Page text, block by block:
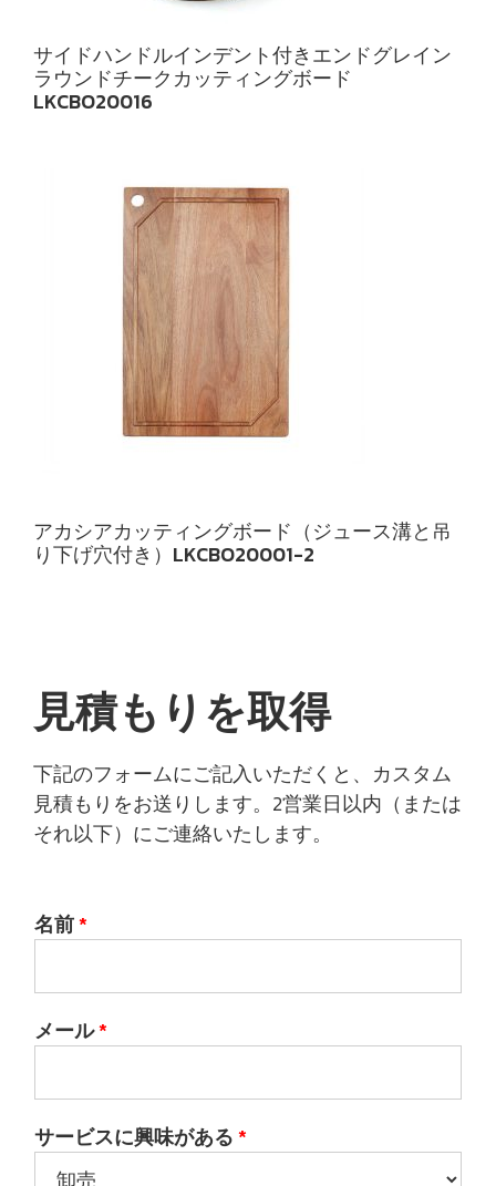
サイドハンドルインデント付きエンドグレイン
ラウンドチークカッティングボード
LKCBO20016
アカシアカッティングボード（ジュース溝と吊
り下げ穴付き）LKCBO20001-2
見積もりを取得
下記のフォームにご記入いただくと、カスタム
見積もりをお送りします。2営業日以内（または
それ以下）にご連絡いたします。
名前*
メール*
サービスに興味がある*